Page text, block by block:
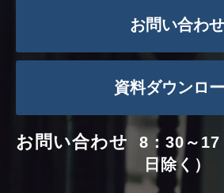
お問い合わせ
資料ダウンロ
お問い合わせ 8：30～
日除く）